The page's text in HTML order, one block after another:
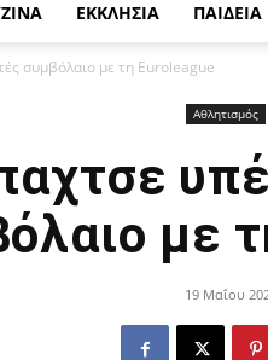
ΕΚΚΛΗΣΙΑ ΠΑΙΔΕΙΑ
συμβόλαιο με τη Euroleague
Αθλητισμός
με
19 Μαΐου